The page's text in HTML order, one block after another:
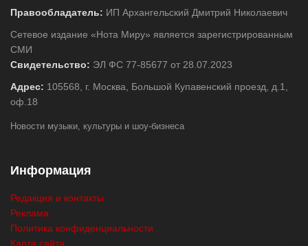
Правообладатель: ИП Архангельский Дмитрий Николаевич
Сетевое издание «Нота Миру» является зарегистрированным
СМИ
Свидетельство: ЭЛ ФС 77-85677 от 28.07.2023
Адрес: 105568, г. Москва, Большой Купавенский проезд, д.1,
оф.18
Новости музыки, культуры и шоу-бизнеса
Информация
Редакция и контакты
Реклама
Политика конфиденциальности
Карта сайта